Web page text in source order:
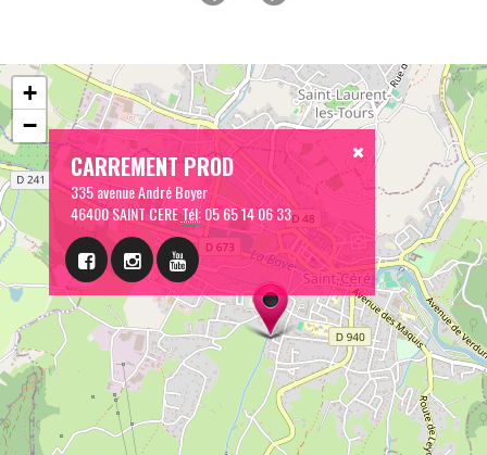
CARREMENT PROD
335 avenue André Boyer
46400 SAINT CERETél:05 65 14 06 33
+
−